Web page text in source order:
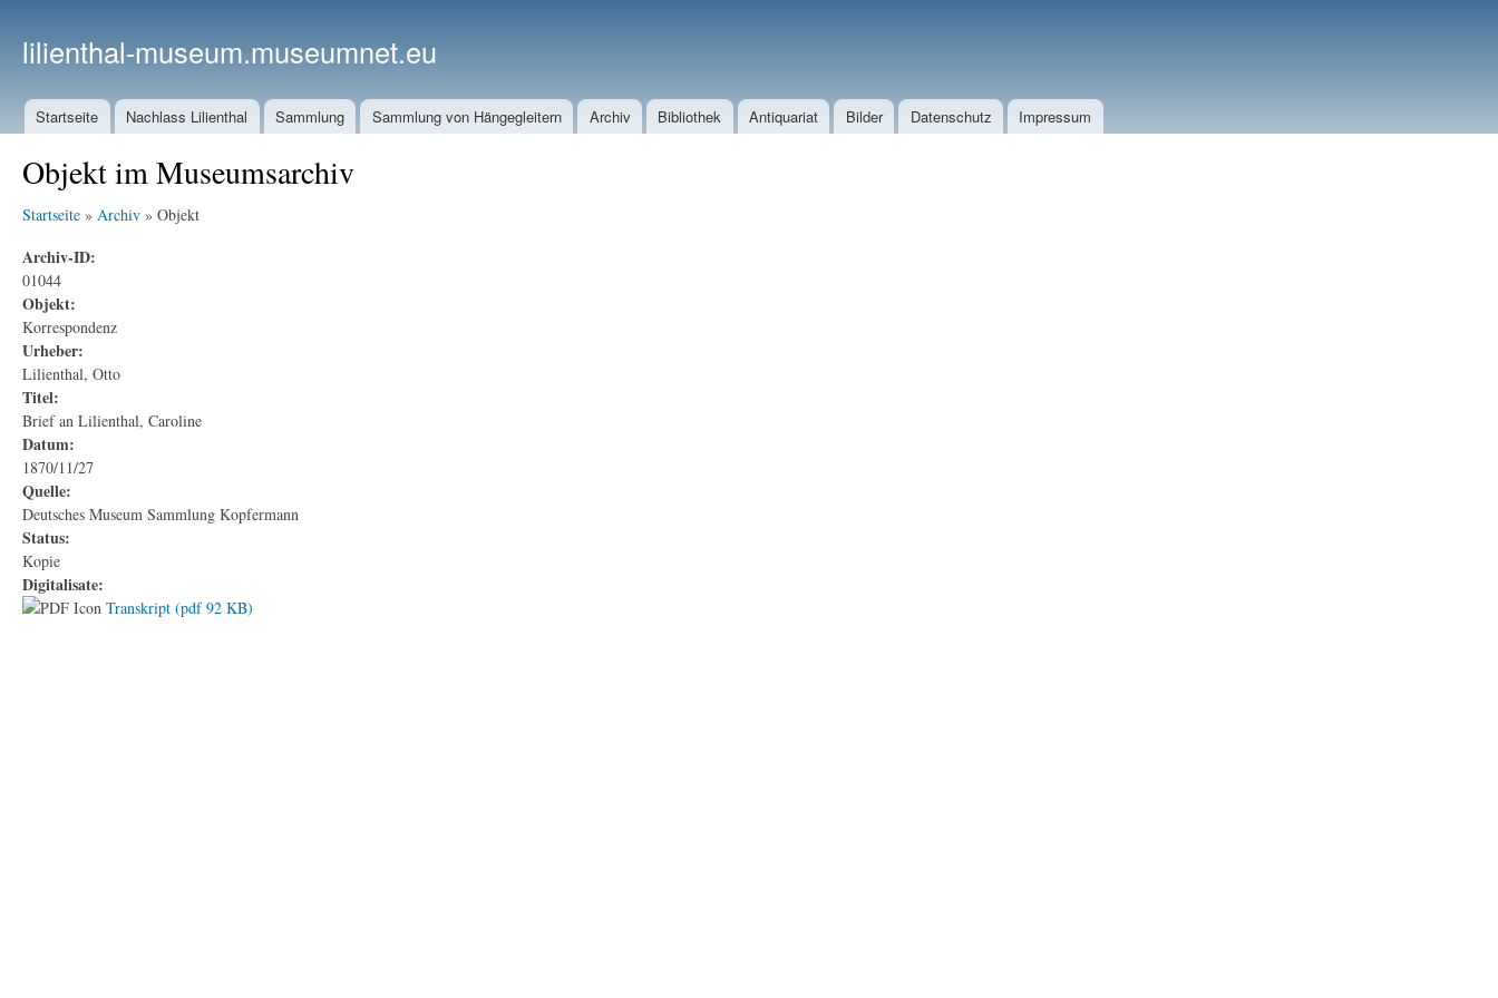
lilienthal-museum.museumnet.eu
Startseite Nachlass Lilienthal Sammlung Sammlung von Hängegleitern Archiv Bibliothek Antiquariat Bilder Datenschutz Impressum
Objekt im Museumsarchiv
Startseite » Archiv » Objekt
Archiv-ID:
01044
Objekt:
Korrespondenz
Urheber:
Lilienthal, Otto
Titel:
Brief an Lilienthal, Caroline
Datum:
1870/11/27
Quelle:
Deutsches Museum Sammlung Kopfermann
Status:
Kopie
Digitalisate:
Transkript (pdf 92 KB)